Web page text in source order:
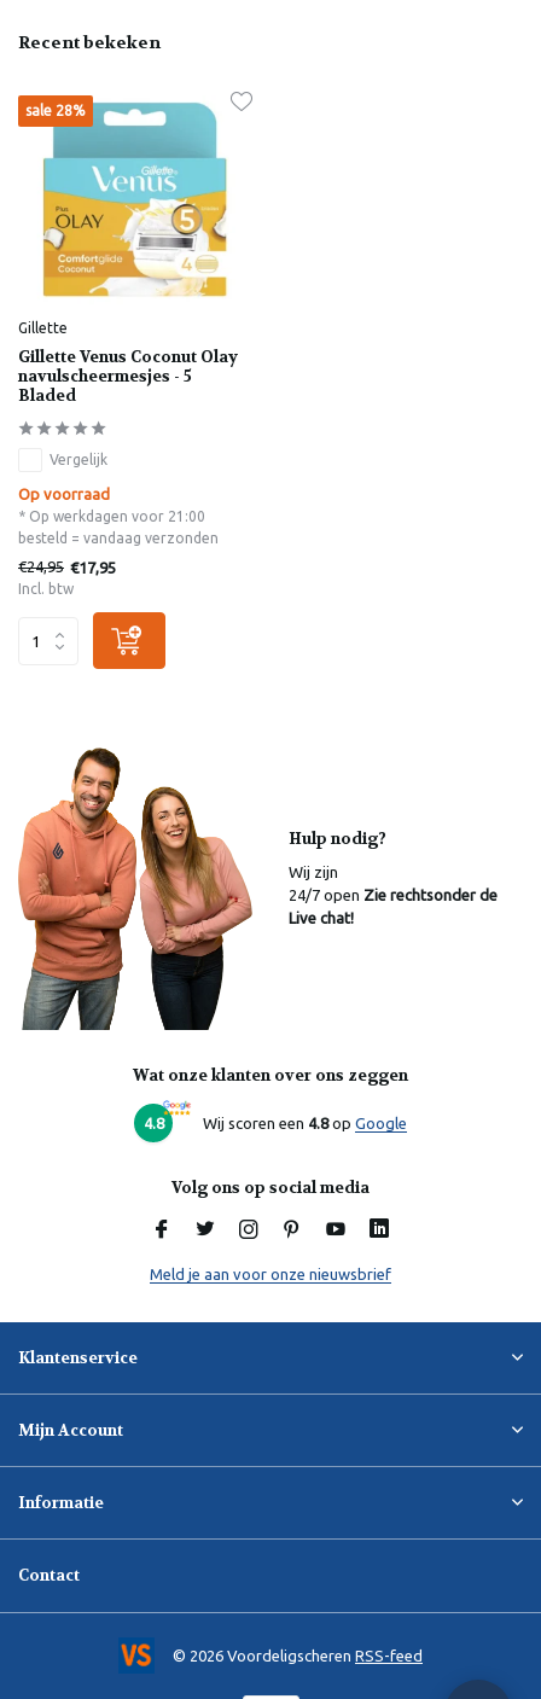
Recent bekeken
sale 28%
Gillette
Gillette Venus Coconut Olay
navulscheermesjes - 5
Bladed
Vergelijk
Op voorraad
* Op werkdagen voor 21:00
besteld = vandaag verzonden
€24,95 €17,95
Incl. btw
Hulp nodig?
Wij zijn
24/7 open Zie rechtsonder de
Live chat!
Wat onze klanten over ons zeggen
4.8 Wij scoren een 4.8op Google
Volg ons op social media
Meld je aan voor onze nieuwsbrief
Klantenservice
Mijn Account
Informatie
Contact
© 2026 Voordeligscheren RSS-feed
Online